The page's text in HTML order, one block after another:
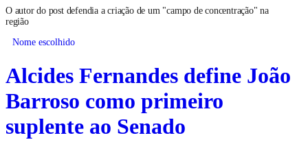
O autor do post defendia a criação de um "campo de concentração" na
região
Nome escolhido
Alcides Fernandes define João
Barroso como primeiro
suplente ao Senado